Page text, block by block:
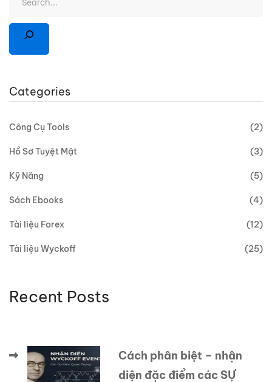
Categories
Công Cụ Tools (2)
Hồ Sơ Tuyệt Mật (3)
Kỹ Năng (5)
Sách Ebooks (4)
Tài liệu Forex (12)
Tài liệu Wyckoff (25)
Recent Posts
Cách phân biệt – nhận
diện đặc điểm các SỰ